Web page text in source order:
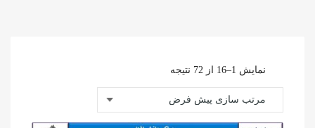
نمایش 1–16 از 72 نتیجه